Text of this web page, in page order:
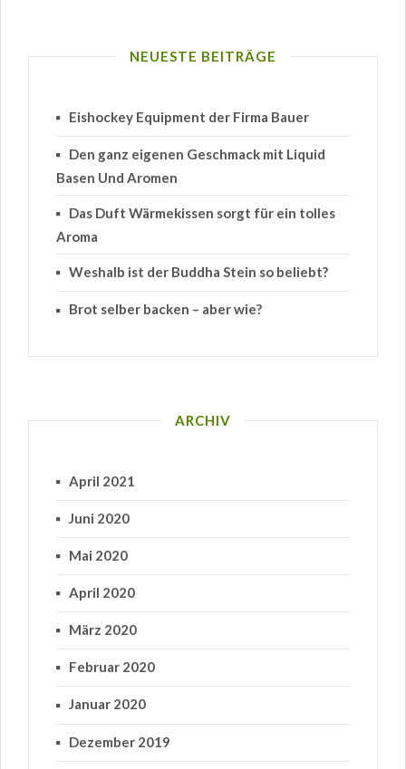
NEUESTE BEITRÄGE
Eishockey Equipment der Firma Bauer
Den ganz eigenen Geschmack mit Liquid
Basen Und Aromen
Das Duft Wärmekissen sorgt für ein tolles
Aroma
Weshalb ist der Buddha Stein so beliebt?
Brot selber backen – aber wie?
ARCHIV
April 2021
Juni 2020
Mai 2020
April 2020
März 2020
Februar 2020
Januar 2020
Dezember 2019